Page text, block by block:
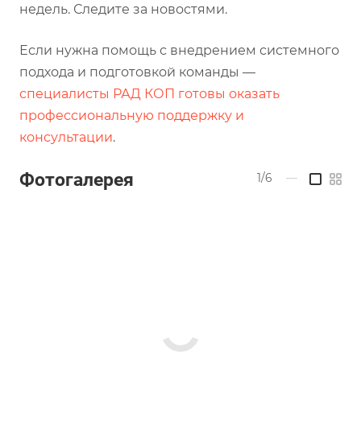
недель. Следите за новостями.
Если нужна помощь с внедрением системного
подхода и подготовкой команды —
специалисты РАД КОП готовы оказать
профессиональную поддержку и
консультации.
Фотогалерея 1/6 —